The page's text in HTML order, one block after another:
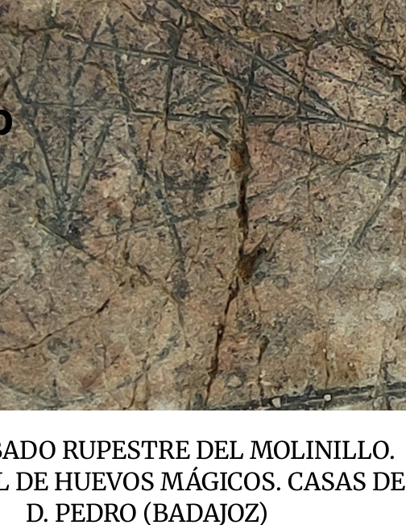
RUPESTRE DEL MOLINILLO.
DE HUEVOS MÁGICOS. CASAS DE
D. PEDRO (BADAJOZ)